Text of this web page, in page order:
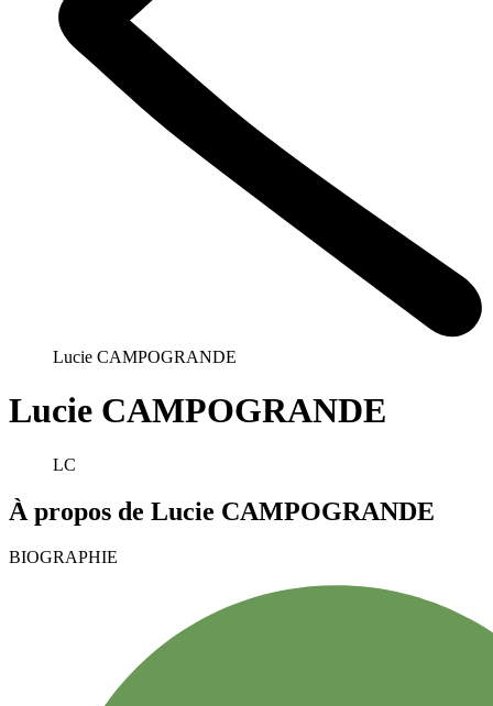
Lucie CAMPOGRANDE
Lucie CAMPOGRANDE
LC
À propos de Lucie CAMPOGRANDE
BIOGRAPHIE